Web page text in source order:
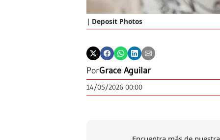
Deposit Photos
PorGrace Aguilar
14/05/2026 00:00